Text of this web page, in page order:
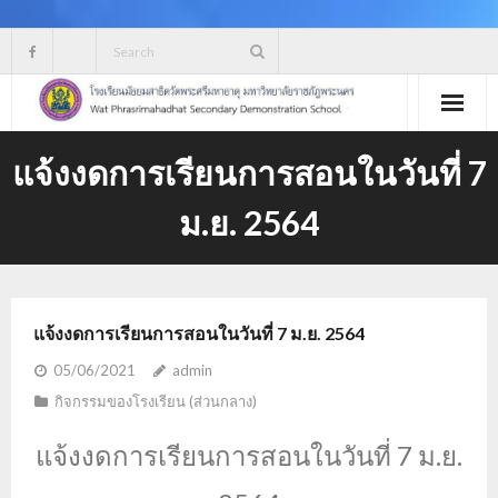
content
แจ้งงดการเรียนการสอนในวันที่ 7
ม.ย. 2564
แจ้งงดการเรียนการสอนในวันที่ 7 ม.ย. 2564
05/06/2021
admin
กิจกรรมของโรงเรียน (ส่วนกลาง)
แจ้งงดการเรียนการสอนในวันที่ 7 ม.ย.